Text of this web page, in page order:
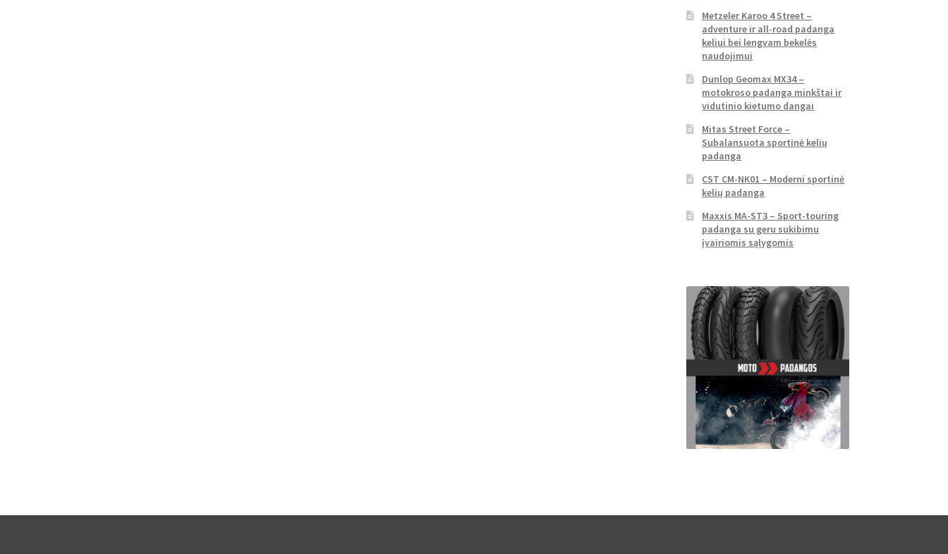
Metzeler Karoo 4 Street –
adventure ir all-road padanga
keliui bei lengvam bekelės
naudojimui
Dunlop Geomax MX34 –
motokroso padanga minkštai ir
vidutinio kietumo dangai
Mitas Street Force –
Subalansuota sportinė kelių
padanga
CST CM-NK01 – Moderni sportinė
kelių padanga
Maxxis MA-ST3 – Sport-touring
padanga su geru sukibimu
įvairiomis sąlygomis